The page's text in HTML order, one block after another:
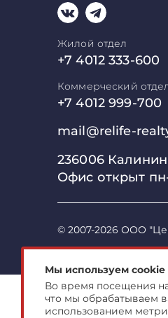
Жилой отдел
+7 4012 333-600
Коммерческий
+7 4012 999-700
mail@relife-
236006
Офис открыт
© 2007-2026 ООО
Мы используем cookie
Во время посещения
что мы обрабатываем
использованием